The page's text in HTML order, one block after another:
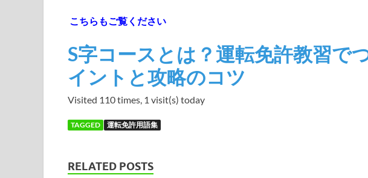
こちらもご覧ください
S字コースとは？運転免許教習で
イントと攻略のコツ
Visited 110 times, 1 visit(s) today
TAGGED 運転免許用語集
RELATED POSTS